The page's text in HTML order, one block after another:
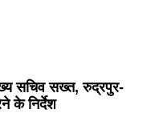
सचिव सख्त, रुद्रपुर-
के निर्देश